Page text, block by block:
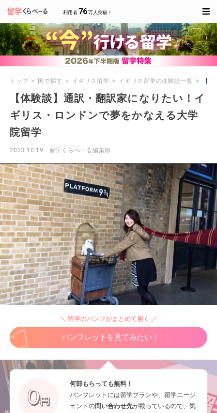
利用者 76万人突破！
トップ 国で探す イギリス留学 イギリス留学の体験談一覧 【
【体験談】通訳・翻訳家になりたい！イ
ギリス・ロンドンで夢をかなえる大学
院留学
2023.10.19 留学くらべーる編集部
＼ 留学のパンフがまとめて届く ／
パンフレットを見てみたい！
何部もらっても無料！
パンフレットには留学プランや、留学エージ
ェントの問い合わせ先が載っているので、気